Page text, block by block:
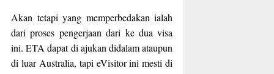
Akan tetapi yang memperbedakan ialah
dari proses pengerjaan dari ke dua visa
ini. ETA dapat di ajukan didalam ataupun
di luar Australia, tapi eVisitor ini mesti di